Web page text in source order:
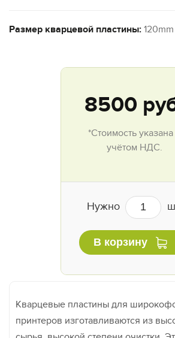
Размер кварцевой пластины:
8500
*Стоимость указана
учётом НДС.
Нужно
В корзину
Кварцевые пластины для
принтеров изготавливаются из